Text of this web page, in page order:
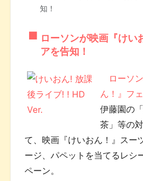
知！
ローソンが映画『けい
アを告知！
ローソ
ん！』フ
伊藤園の
茶」等の
て、映画『けいおん！』スー
ージ、パペットを当てるレシ
ペーン。